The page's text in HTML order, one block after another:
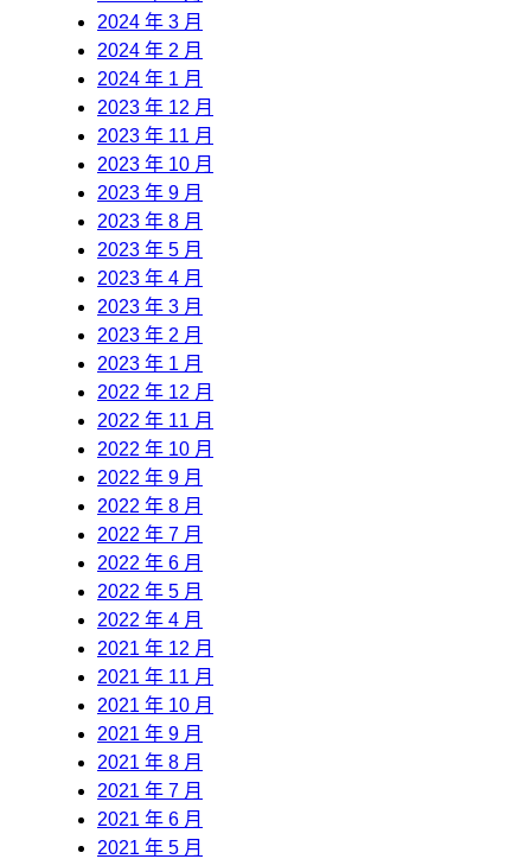
2024 年 3 月
2024 年 2 月
2024 年 1 月
2023 年 12 月
2023 年 11 月
2023 年 10 月
2023 年 9 月
2023 年 8 月
2023 年 5 月
2023 年 4 月
2023 年 3 月
2023 年 2 月
2023 年 1 月
2022 年 12 月
2022 年 11 月
2022 年 10 月
2022 年 9 月
2022 年 8 月
2022 年 7 月
2022 年 6 月
2022 年 5 月
2022 年 4 月
2021 年 12 月
2021 年 11 月
2021 年 10 月
2021 年 9 月
2021 年 8 月
2021 年 7 月
2021 年 6 月
2021 年 5 月